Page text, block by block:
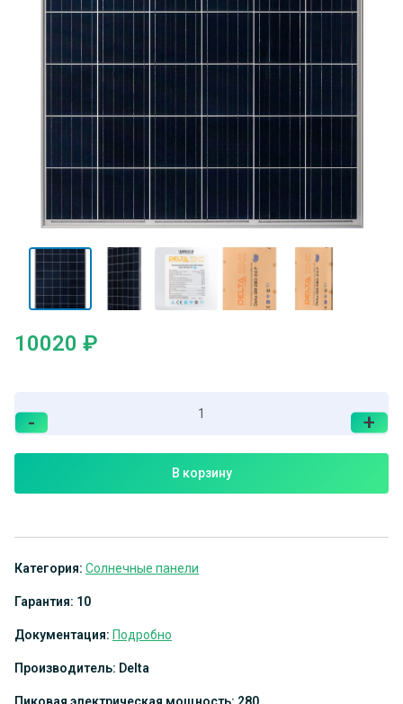
10020 ₽
- +
В корзину
Категория: Солнечные панели
Гарантия: 10
Документация: Подробно
Производитель: Delta